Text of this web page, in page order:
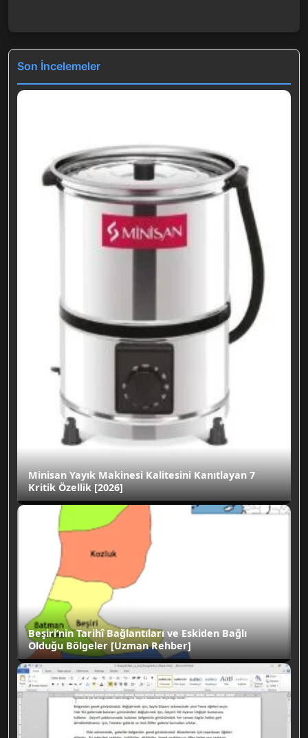
Son İncelemeler
Minisan Yayık Makinesi Kalitesini Kanıtlayan 7
Kritik Özellik [2026]
Beşiri’nin Tarihî Bağlantıları ve Eskiden Bağlı
Olduğu Bölgeler [Uzman Rehber]